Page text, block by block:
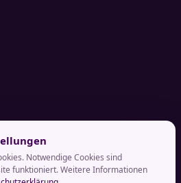
Notwendige Cookies sind
funktioniert. Weitere Informationen